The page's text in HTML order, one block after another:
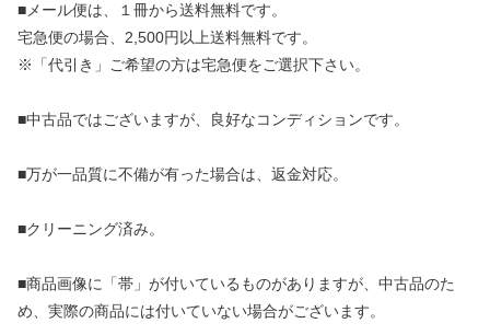
■メール便は、１冊から送料無料です。
宅急便の場合、2,500円以上送料無料です。
※「代引き」ご希望の方は宅急便をご選択下さい。
■中古品ではございますが、良好なコンディションです。
■万が一品質に不備が有った場合は、返金対応。
■クリーニング済み。
■商品画像に「帯」が付いているものがありますが、中古品のた
め、実際の商品には付いていない場合がございます。